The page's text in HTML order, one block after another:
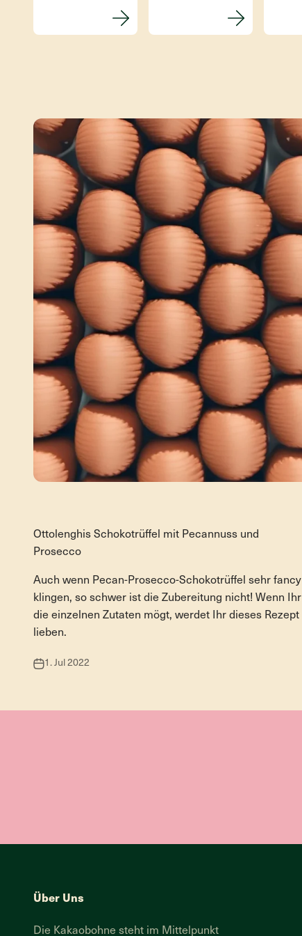
Rezepte
Ottolenghis Schokotrüffel mit Pecannuss und
Prosecco
Auch wenn Pecan-Prosecco-Schokotrüffel sehr fancy
klingen, so schwer ist die Zubereitung nicht! Wenn Ihr
die einzelnen Zutaten mögt, werdet Ihr dieses Rezept
lieben.
1. Jul 2022
Über Uns
Die Kakaobohne steht im Mittelpunkt